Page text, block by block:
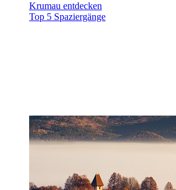
Krumau entdecken
Top 5 Spaziergänge